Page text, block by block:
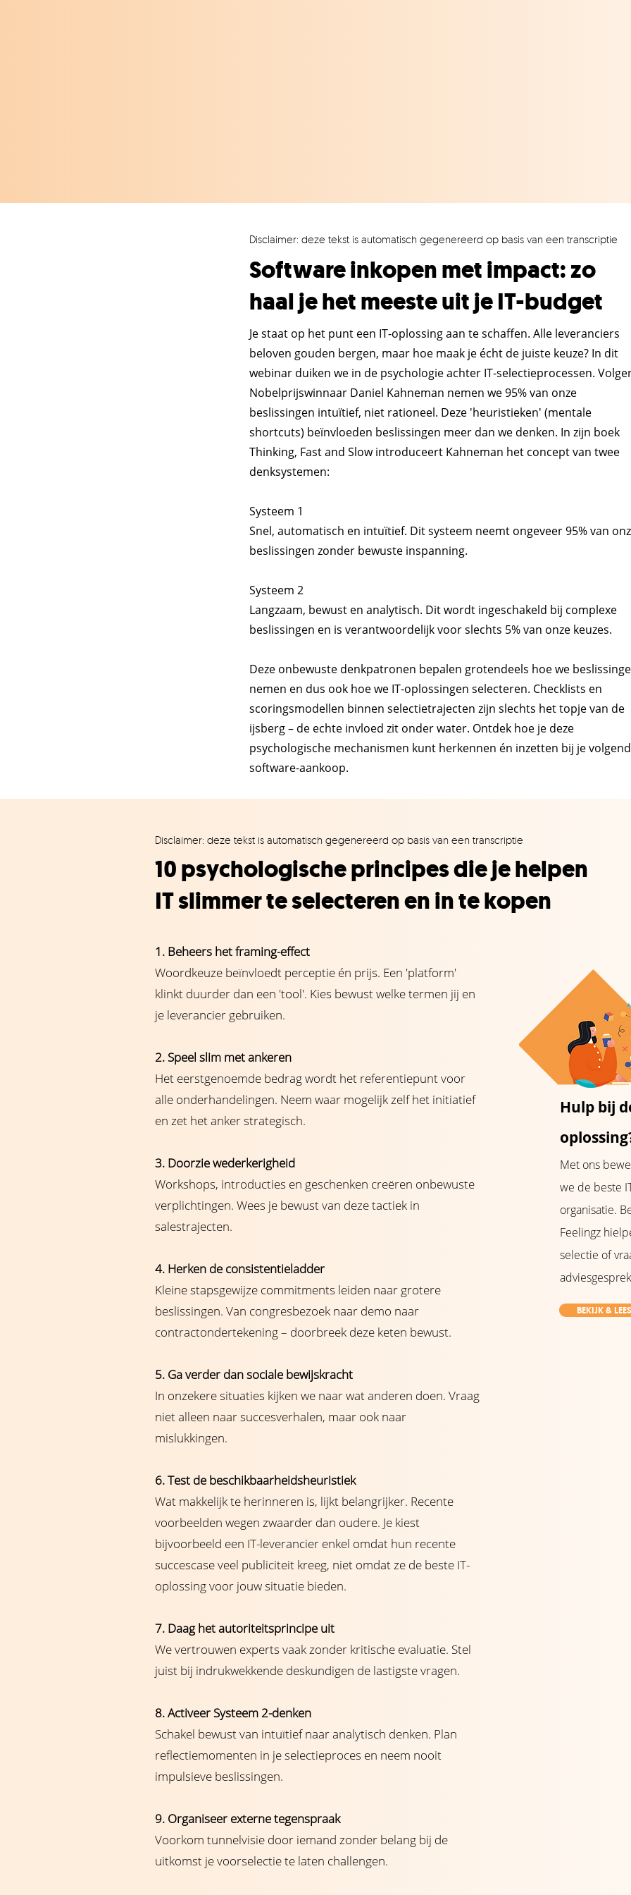
Disclaimer: deze tekst is automatisch gegenereerd op basis van een transcriptie
Software inkopen met impact: zo
haal je het meeste uit je IT-budget
Je staat op het punt een IT-oplossing aan te schaffen. Alle leveranciers
beloven gouden bergen, maar hoe maak je écht de juiste keuze? In dit
webinar duiken we in de psychologie achter IT-selectieprocessen.
Nobelprijswinnaar Daniel Kahneman nemen we 95% van onze
beslissingen intuïtief, niet rationeel. Deze 'heuristieken' (mentale
shortcuts) beïnvloeden beslissingen meer dan we denken. In zijn boek
Thinking, Fast and Slow introduceert Kahneman het concept van twee
denksystemen:
Systeem 1
Snel, automatisch en intuïtief. Dit systeem neemt ongeveer 95% van
beslissingen zonder bewuste inspanning.
Systeem 2
Langzaam, bewust en analytisch. Dit wordt ingeschakeld bij complexe
beslissingen en is verantwoordelijk voor slechts 5% van onze keuzes.
Deze onbewuste denkpatronen bepalen grotendeels hoe we
nemen en dus ook hoe we IT-oplossingen selecteren. Checklists en
scoringsmodellen binnen selectietrajecten zijn slechts het topje van de
ijsberg – de echte invloed zit onder water. Ontdek hoe je deze
psychologische mechanismen kunt herkennen én inzetten bij je
software-aankoop.
Disclaimer: deze tekst is automatisch gegenereerd op basis van een transcriptie
10 psychologische principes die je helpen
IT slimmer te selecteren en in te kopen
1. Beheers het framing-effect
Woordkeuze beïnvloedt perceptie én prijs. Een 'platform'
klinkt duurder dan een 'tool'. Kies bewust welke termen jij en
je leverancier gebruiken.
2. Speel slim met ankeren
Het eerstgenoemde bedrag wordt het referentiepunt voor
alle onderhandelingen. Neem waar mogelijk zelf het initiatief
en zet het anker strategisch.
3. Doorzie wederkerigheid
Workshops, introducties en geschenken creëren onbewuste
verplichtingen. Wees je bewust van deze tactiek in
salestrajecten.
4. Herken de consistentieladder
Kleine stapsgewijze commitments leiden naar grotere
beslissingen. Van congresbezoek naar demo naar
contractondertekening – doorbreek deze keten bewust.
5. Ga verder dan sociale bewijskracht
In onzekere situaties kijken we naar wat anderen doen. Vraag
niet alleen naar succesverhalen, maar ook naar
mislukkingen.
6. Test de beschikbaarheidsheuristiek
Wat makkelijk te herinneren is, lijkt belangrijker. Recente
voorbeelden wegen zwaarder dan oudere. Je kiest
bijvoorbeeld een IT-leverancier enkel omdat hun recente
succescase veel publiciteit kreeg, niet omdat ze de beste IT-
oplossing voor jouw situatie bieden.
7. Daag het autoriteitsprincipe uit
We vertrouwen experts vaak zonder kritische evaluatie. Stel
juist bij indrukwekkende deskundigen de lastigste vragen.
8. Activeer Systeem 2-denken
Schakel bewust van intuïtief naar analytisch denken. Plan
reflectiemomenten in je selectieproces en neem nooit
impulsieve beslissingen.
9. Organiseer externe tegenspraak
Voorkom tunnelvisie door iemand zonder belang bij de
uitkomst je voorselectie te laten challengen.
Hulp bij
Met ons
we de beste
organisatie.
Feelingz
selectie of
BEKIJK & LEES